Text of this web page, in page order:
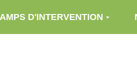
D'INTERVENTION